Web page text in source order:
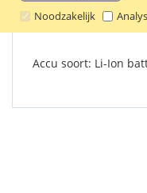
Noodzakelijk
Details
Accu soort: Li-Ion